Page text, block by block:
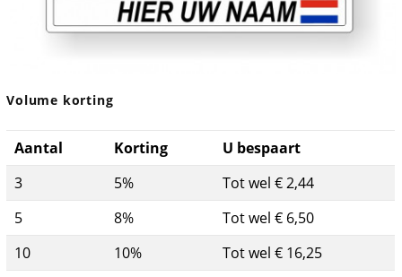
Volume korting
Aantal Korting
U bespaart
3
5%
Tot wel € 2,44
5
8%
Tot wel € 6,50
10
10%
Tot wel € 16,25